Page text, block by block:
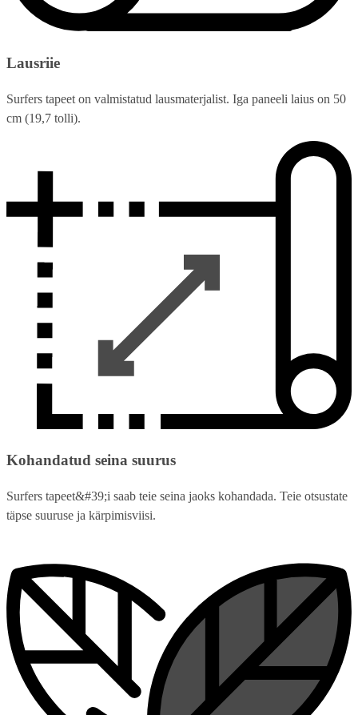
Lausriie
Surfers tapeet on valmistatud lausmaterjalist. Iga paneeli laius on 50
cm (19,7 tolli).
Kohandatud seina suurus
Surfers tapeet&#39;i saab teie seina jaoks kohandada. Teie otsustate
täpse suuruse ja kärpimisviisi.